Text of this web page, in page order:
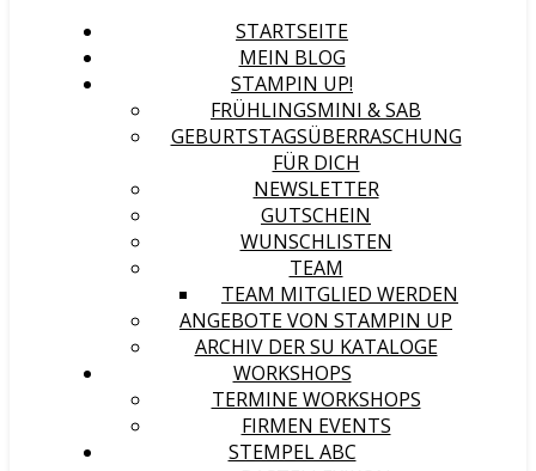
STARTSEITE
MEIN BLOG
STAMPIN UP!
FRÜHLINGSMINI & SAB
GEBURTSTAGSÜBERRASCHUNG
FÜR DICH
NEWSLETTER
GUTSCHEIN
WUNSCHLISTEN
TEAM
TEAM MITGLIED WERDEN
ANGEBOTE VON STAMPIN UP
ARCHIV DER SU KATALOGE
WORKSHOPS
TERMINE WORKSHOPS
FIRMEN EVENTS
STEMPEL ABC